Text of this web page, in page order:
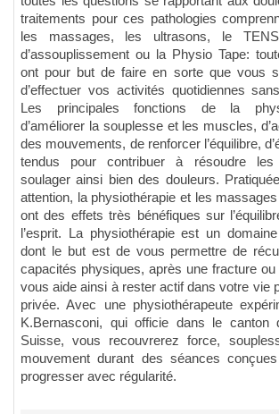
traitements pour ces pathologies
les massages, les ultrasons, le
d’assouplissement ou la Physio Tape:
ont pour but de faire en sorte que vous
d’effectuer vos activités quotidiennes
Les principales fonctions de la
d’améliorer la souplesse et les muscles,
des mouvements, de renforcer l’équilibre,
tendus pour contribuer à résoudre les
soulager ainsi bien des douleurs.
attention, la physiothérapie et les
ont des effets très bénéfiques sur
l’esprit. La physiothérapie est un
dont le but est de vous permettre de
capacités physiques, après une fracture
vous aide ainsi à rester actif dans votre vie
privée. Avec une physiothérapeute
K.Bernasconi, qui officie dans le canton
Suisse, vous recouvrerez force,
mouvement durant des séances
progresser avec régularité.